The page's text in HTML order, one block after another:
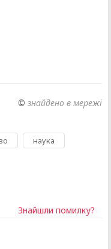
© знайдено в мережі
наука
Знайшли помилку?